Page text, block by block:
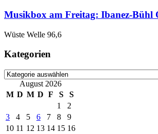
Musikbox am Freitag: Ibanez-Bühl
Wüste Welle 96,6
Kategorien
Kategorien
August 2026
M D M D F S
S
1
2
3
4 5 6 7 8
9
10 11 12 13 14 15 16